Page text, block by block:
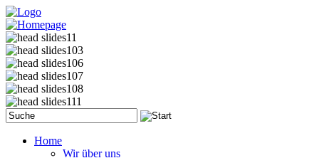
Home
Wir über uns